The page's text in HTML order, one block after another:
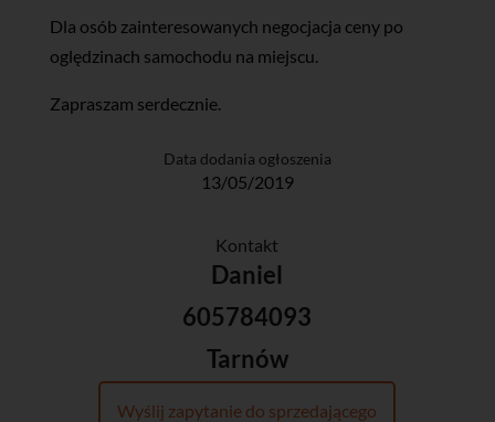
Dla osób zainteresowanych negocjacja ceny po
oględzinach samochodu na miejscu.
Zapraszam serdecznie.
Data dodania ogłoszenia
13/05/2019
Kontakt
Daniel
605784093
Tarnów
Wyślij zapytanie do sprzedającego